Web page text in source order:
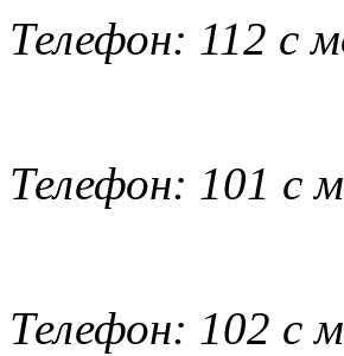
Телефон: 112 с
Телефон: 101 с
Телефон: 102 с